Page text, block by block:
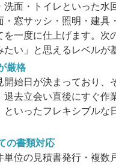
面・トイレといった水
・窓サッシ・照明・建具
を一度に仕上げます。次
い」と思えるレベルが
厳格
開始日が決まっており、
退去立会い直後にすぐ作
といったフレキシブルな
の書類対応
単位の見積書発行・複数